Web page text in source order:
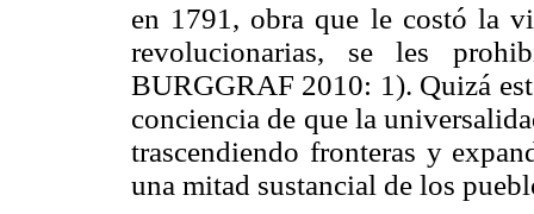
en 1791, obra que le costó la
revolucionarias, se les
BURGGRAF 2010: 1). Quizá
conciencia de que la
trascendiendo fronteras y
una mitad sustancial de los